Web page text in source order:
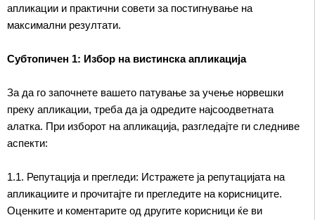
апликации и практични совети за постигнување на
максимални резултати.
Субтопичен 1: Избор на вистинска апликација
За да го започнете вашето патување за учење норвешки
преку апликации, треба да ја одредите најсоодветната
алатка. При изборот на апликација, разгледајте ги следниве
аспекти:
1.1. Репутација и прегледи: Истражете ја репутацијата на
апликациите и прочитајте ги прегледите на корисниците.
Оценките и коментарите од другите корисници ќе ви